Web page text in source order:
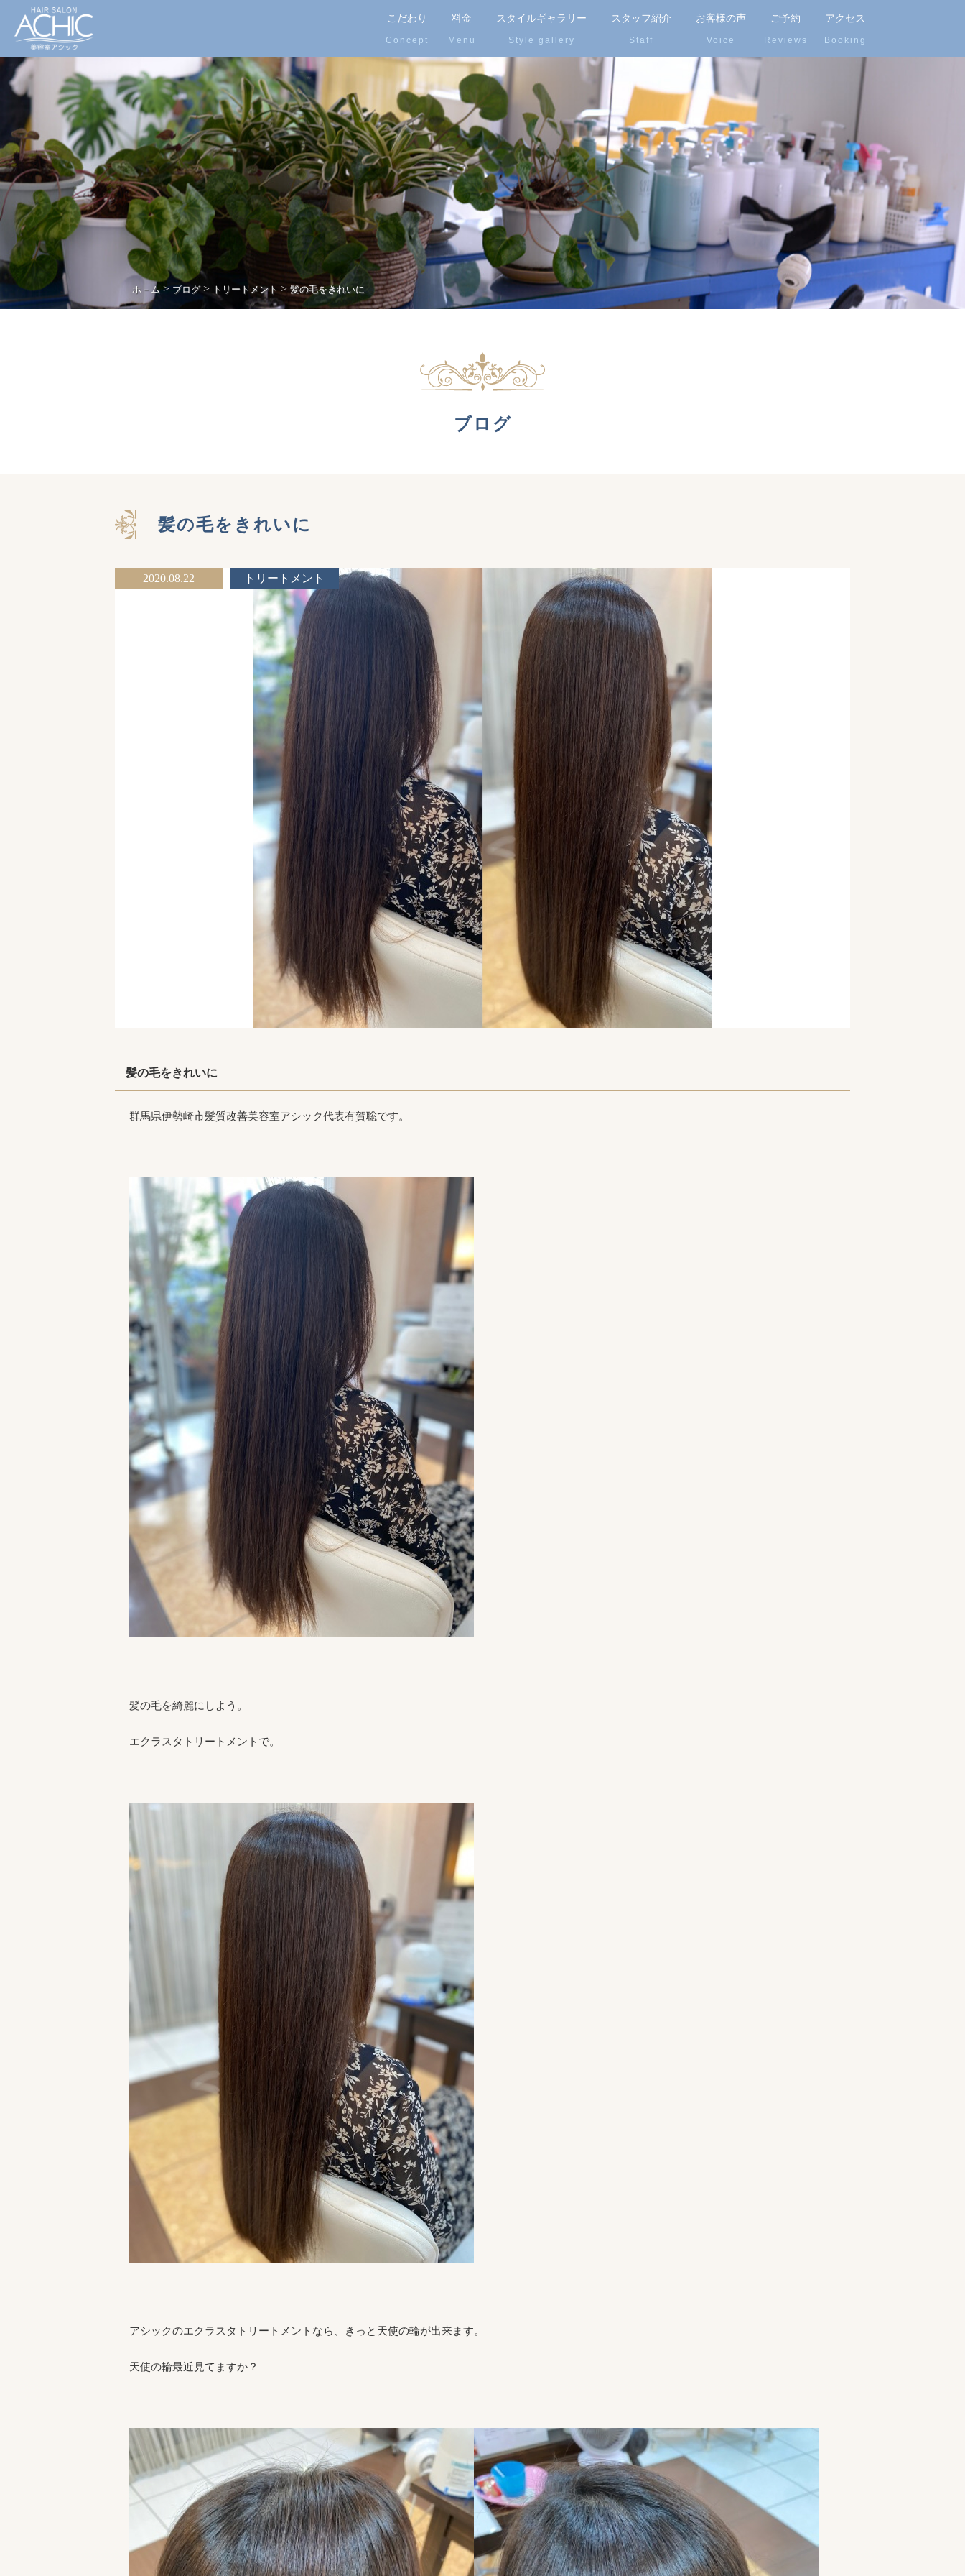
こだわり 料金 スタイルギャラリー スタッフ紹介 お客様の声 ご予約 アクセス
ホ－ム> ブログ> トリートメント >髪の毛をきれいに
ブログ
髪の毛をきれいに
2020.08.22 トリートメント
髪の毛をきれいに
群馬県伊勢崎市髪質改善美容室アシック代表有賀聡です。
髪の毛を綺麗にしよう。
エクラスタトリートメントで。
アシックのエクラスタトリートメントなら、きっと天使の輪が出来ます。
天使の輪最近見てますか？